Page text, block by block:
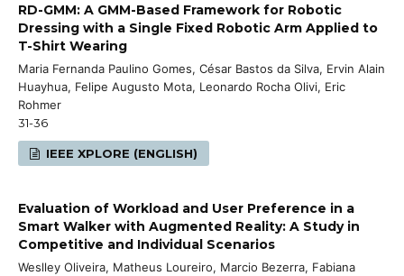
RD-GMM: A GMM-Based Framework for Robotic
Dressing with a Single Fixed Robotic Arm Applied to
T-Shirt Wearing
Maria Fernanda Paulino Gomes, César Bastos da Silva, Ervin Alain
Huayhua, Felipe Augusto Mota, Leonardo Rocha Olivi, Eric
Rohmer
31-36
IEEE XPLORE (ENGLISH)
Evaluation of Workload and User Preference in a
Smart Walker with Augmented Reality: A Study in
Competitive and Individual Scenarios
Weslley Oliveira, Matheus Loureiro, Marcio Bezerra, Fabiana